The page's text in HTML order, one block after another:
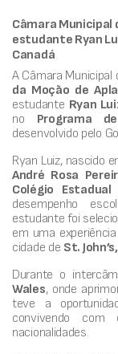
Câmara Municipal
estudante Ryan
Canadá
A Câmara Municipal
da Moção de
estudante Ryan
no Programa
desenvolvido pelo
Ryan Luiz, nascido
André Rosa
Colégio Estadual
desempenho
estudante foi
em uma
cidade de St.
Durante o
Wales, onde
teve a
convivendo com
nacionalidades.